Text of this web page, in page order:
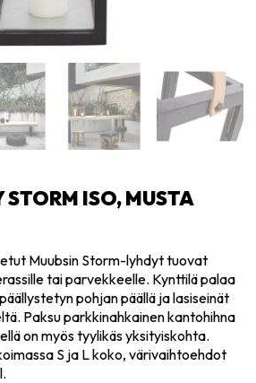
STORM ISO, MUSTA
Muubsin Storm-lyhdyt tuovat
tai parvekkeelle. Kynttilä palaa
pohjan päällä ja lasiseinät
Paksu parkkinahkainen kantohihna
on myös tyylikäs yksityiskohta.
S ja L koko, värivaihtoehdot